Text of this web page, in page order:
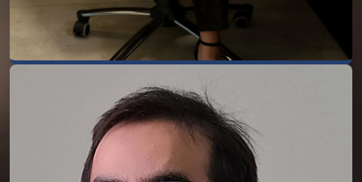
Dr. Rogério Ribeiro
Dr. Rogério Ribeiro Parreira, advogado